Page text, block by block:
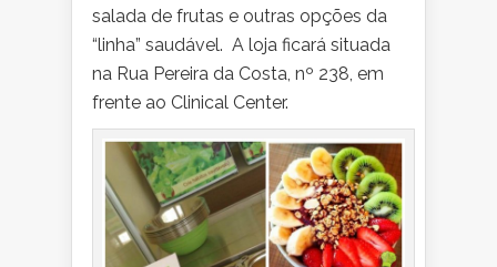
salada de frutas e outras opções da
“linha” saudável. A loja ficará situada
na Rua Pereira da Costa, nº 238, em
frente ao Clinical Center.